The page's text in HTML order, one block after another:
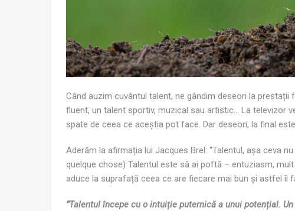
Când auzim cuvântul talent, ne gândim deseori la
fluent, un talent sportiv, muzical sau artistic… La televizor
spate de ceea ce aceștia pot face. Dar deseori, la final
Aderăm la afirmația lui Jacques Brel: “Talentul, așa ceva
quelque chose) Talentul este să ai poftă – entuziasm,
aduce la suprafață ceea ce are fiecare mai bun și astfel îl
“Talentul începe cu o intuiție puternică a unui potențial.